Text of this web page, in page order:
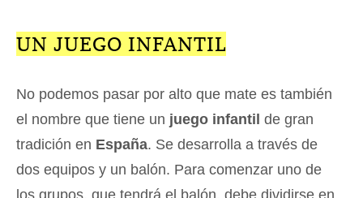
UN JUEGO INFANTIL
No podemos pasar por alto que mate es también
el nombre que tiene un juego infantil de gran
tradición en España. Se desarrolla a través de
dos equipos y un balón. Para comenzar uno de
los grupos, que tendrá el balón, debe dividirse en